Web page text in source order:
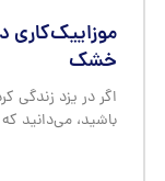
موزاییک‌کاری
خشک
اگر در یزد زندگی
باشید، می‌دانید